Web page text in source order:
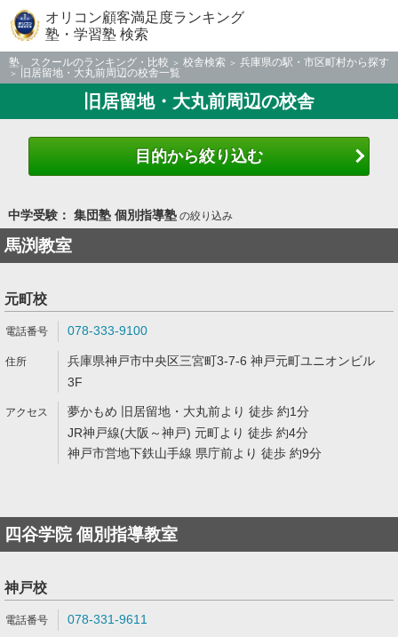
オリコン顧客満足度ランキング
塾・学習塾 検索
塾、スクールのランキング・比較 校舎検索
兵庫県の駅・市区町村から探す
旧居留地・大丸前周辺の校舎一覧
旧居留地・大丸前周辺の校舎
目的から絞り込む
中学受験： 集団塾 個別指導塾の絞り込み
馬渕教室
元町校
078-333-9100
兵庫県神戸市中央区三宮町3-7-6 神戸元町ユニオンビル
3F
夢かもめ 旧居留地・大丸前より 徒歩 約1分
JR神戸線(大阪～神戸) 元町より 徒歩 約4分
神戸市営地下鉄山手線 県庁前より 徒歩 約9分
四谷学院 個別指導教室
神戸校
078-331-9611